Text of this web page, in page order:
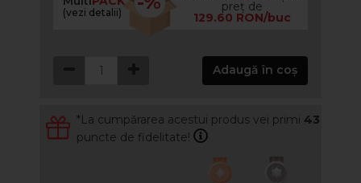
(vezi detalii) preț de
129.60 RON/buc
Adaugă în coș
*La cumpărarea acestui produs vei primi 43
puncte de fidelitate!